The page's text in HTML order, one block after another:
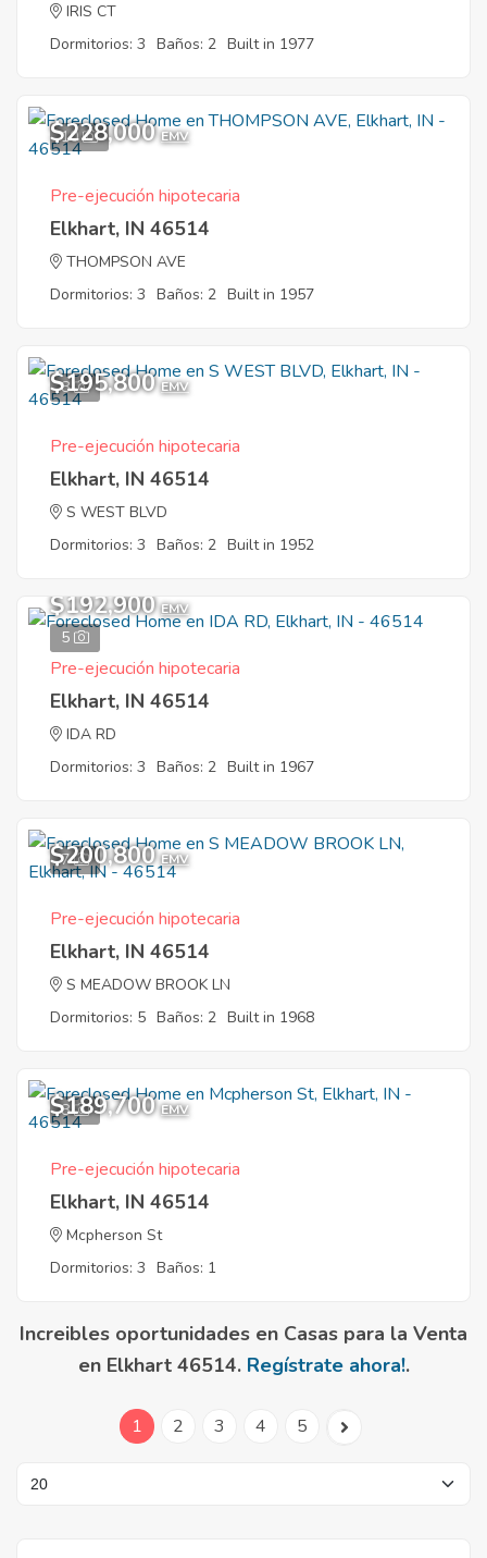
IRIS CT
Dormitorios: 3 Baños: 2 Built in 1977
10
$228,000 EMV
Pre-ejecución hipotecaria
Elkhart, IN 46514
THOMPSON AVE
Dormitorios: 3 Baños: 2 Built in 1957
8
$195,800 EMV
Pre-ejecución hipotecaria
Elkhart, IN 46514
S WEST BLVD
Dormitorios: 3 Baños: 2 Built in 1952
5
$192,900 EMV
Pre-ejecución hipotecaria
Elkhart, IN 46514
IDA RD
Dormitorios: 3 Baños: 2 Built in 1967
7
$200,800 EMV
Pre-ejecución hipotecaria
Elkhart, IN 46514
S MEADOW BROOK LN
Dormitorios: 5 Baños: 2 Built in 1968
8
$189,700 EMV
Pre-ejecución hipotecaria
Elkhart, IN 46514
Mcpherson St
Dormitorios: 3 Baños: 1
Increibles oportunidades en Casas para la Venta
en Elkhart 46514. Regístrate ahora!.
1 2 3 4 5